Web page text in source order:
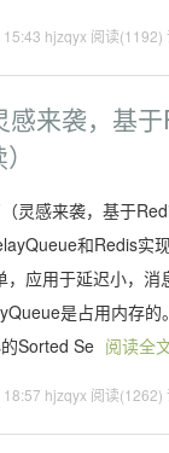
hjzqyx 阅读(1192)
感来袭，基
灵感来袭，基于
和Redis实
，应用于延迟小，消
是占用内存的
Sorted Se 阅读全
hjzqyx 阅读(1262)